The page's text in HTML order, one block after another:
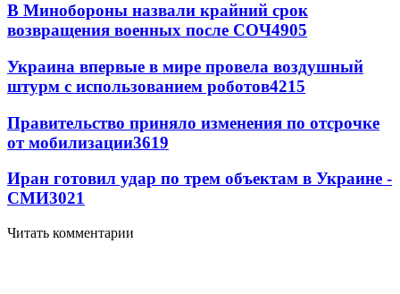
В Минобороны назвали крайний срок
возвращения военных после СОЧ4905
Украина впервые в мире провела воздушный
штурм с использованием роботов4215
Правительство приняло изменения по отсрочке
от мобилизации3619
Иран готовил удар по трем объектам в Украине -
СМИ3021
Читать комментарии